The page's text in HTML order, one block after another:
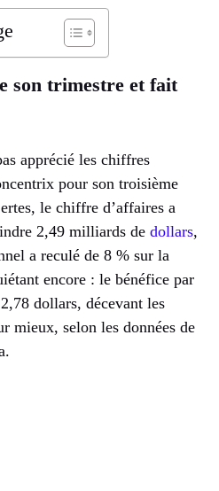
son trimestre et fait
apprécié les chiffres
pour son troisième
le chiffre d’affaires a
2,49 milliards de dollars,
a reculé de 8 % sur la
encore : le bénéfice par
dollars, décevant les
mieux, selon les données de